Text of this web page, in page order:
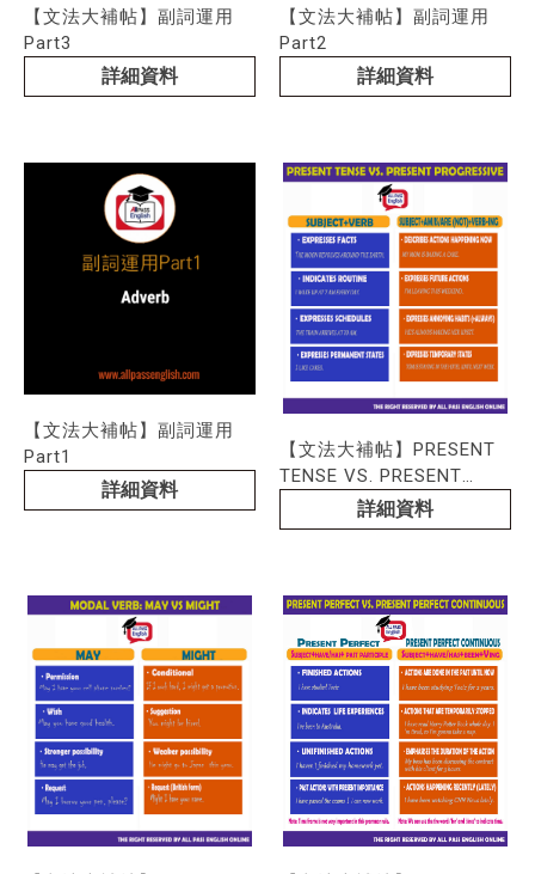
【文法大補帖】副詞運用
Part3
詳細資料
【文法大補帖】副詞運用
Part2
詳細資料
【文法大補帖】副詞運用
Part1
詳細資料
【文法大補帖】PRESENT
TENSE VS. PRESENT
PROGRESSIVE
詳細資料